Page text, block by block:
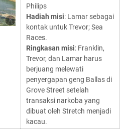
Philips
Hadiah misi: Lamar sebagai
kontak untuk Trevor; Sea
Races.
Ringkasan misi: Franklin,
Trevor, dan Lamar harus
berjuang melewati
penyergapan geng Ballas di
Grove Street setelah
transaksi narkoba yang
dibuat oleh Stretch menjadi
kacau.